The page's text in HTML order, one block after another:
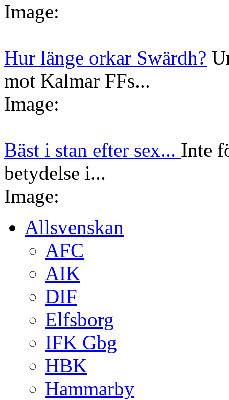
Image:
Hur länge orkar Swärdh?
mot Kalmar FFs...
Image:
Bäst i stan efter sex... Inte
betydelse i...
Image:
Allsvenskan
AFC
AIK
DIF
Elfsborg
IFK Gbg
HBK
Hammarby